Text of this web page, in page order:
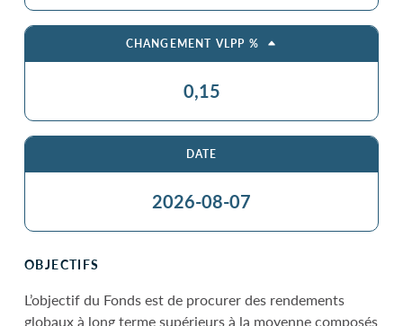
CHANGEMENT VLPP %
0,15
DATE
2026-08-07
OBJECTIFS
L’objectif du Fonds est de procurer des rendements
globaux à long terme supérieurs à la moyenne composés